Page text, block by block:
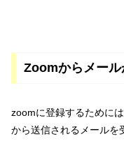
Zoomからメール
zoomに登録するために
から送信されるメールを